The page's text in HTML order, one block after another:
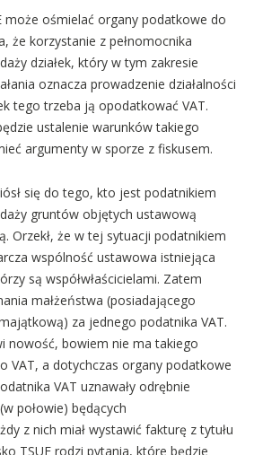
może ośmielać organy podatkowe do
że korzystanie z pełnomocnika
działek, który w tym zakresie
oznacza prowadzenie działalności
tego trzeba ją opodatkować VAT.
ustalenie warunków takiego
argumenty w sporze z fiskusem.
się do tego, kto jest podatnikiem
gruntów objętych ustawową
Orzekł, że w tej sytuacji podatnikiem
wspólność ustawowa istniejąca
są współwłaścicielami. Zatem
małżeństwa (posiadającego
za jednego podatnika VAT.
nowość, bowiem nie ma takiego
VAT, a dotychczas organy podatkowe
VAT uznawały odrębnie
połowie) będących
z nich miał wystawić fakturę z tytułu
TSUE rodzi pytania, które będzie